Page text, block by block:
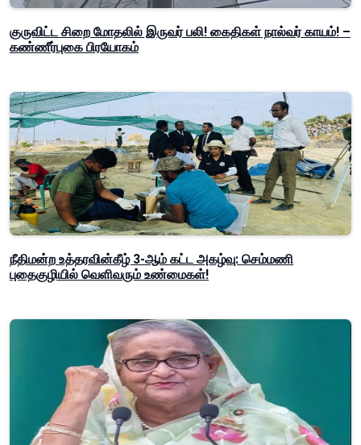
குருவிட்ட சிறை மோதலில் இருவர் பலி! கைதிகள் நால்வர் காயம்! –
கண்ணீர்புகை பிரயோகம்
நீதிமன்ற உத்தரவின்கீழ் 3-ஆம் கட்ட அகழ்வு: செம்மணி
புதைகுழியில் வெளிவரும் உண்மைகள்!